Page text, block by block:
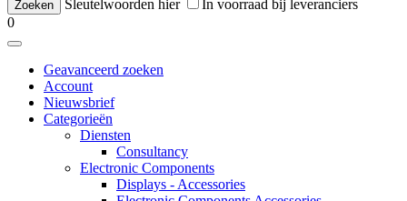
Sleutelwoorden hier
In voorraad bij leveranciers
0
Geavanceerd zoeken
Account
Nieuwsbrief
Categorieën
Diensten
Consultancy
Electronic Components
Displays - Accessories